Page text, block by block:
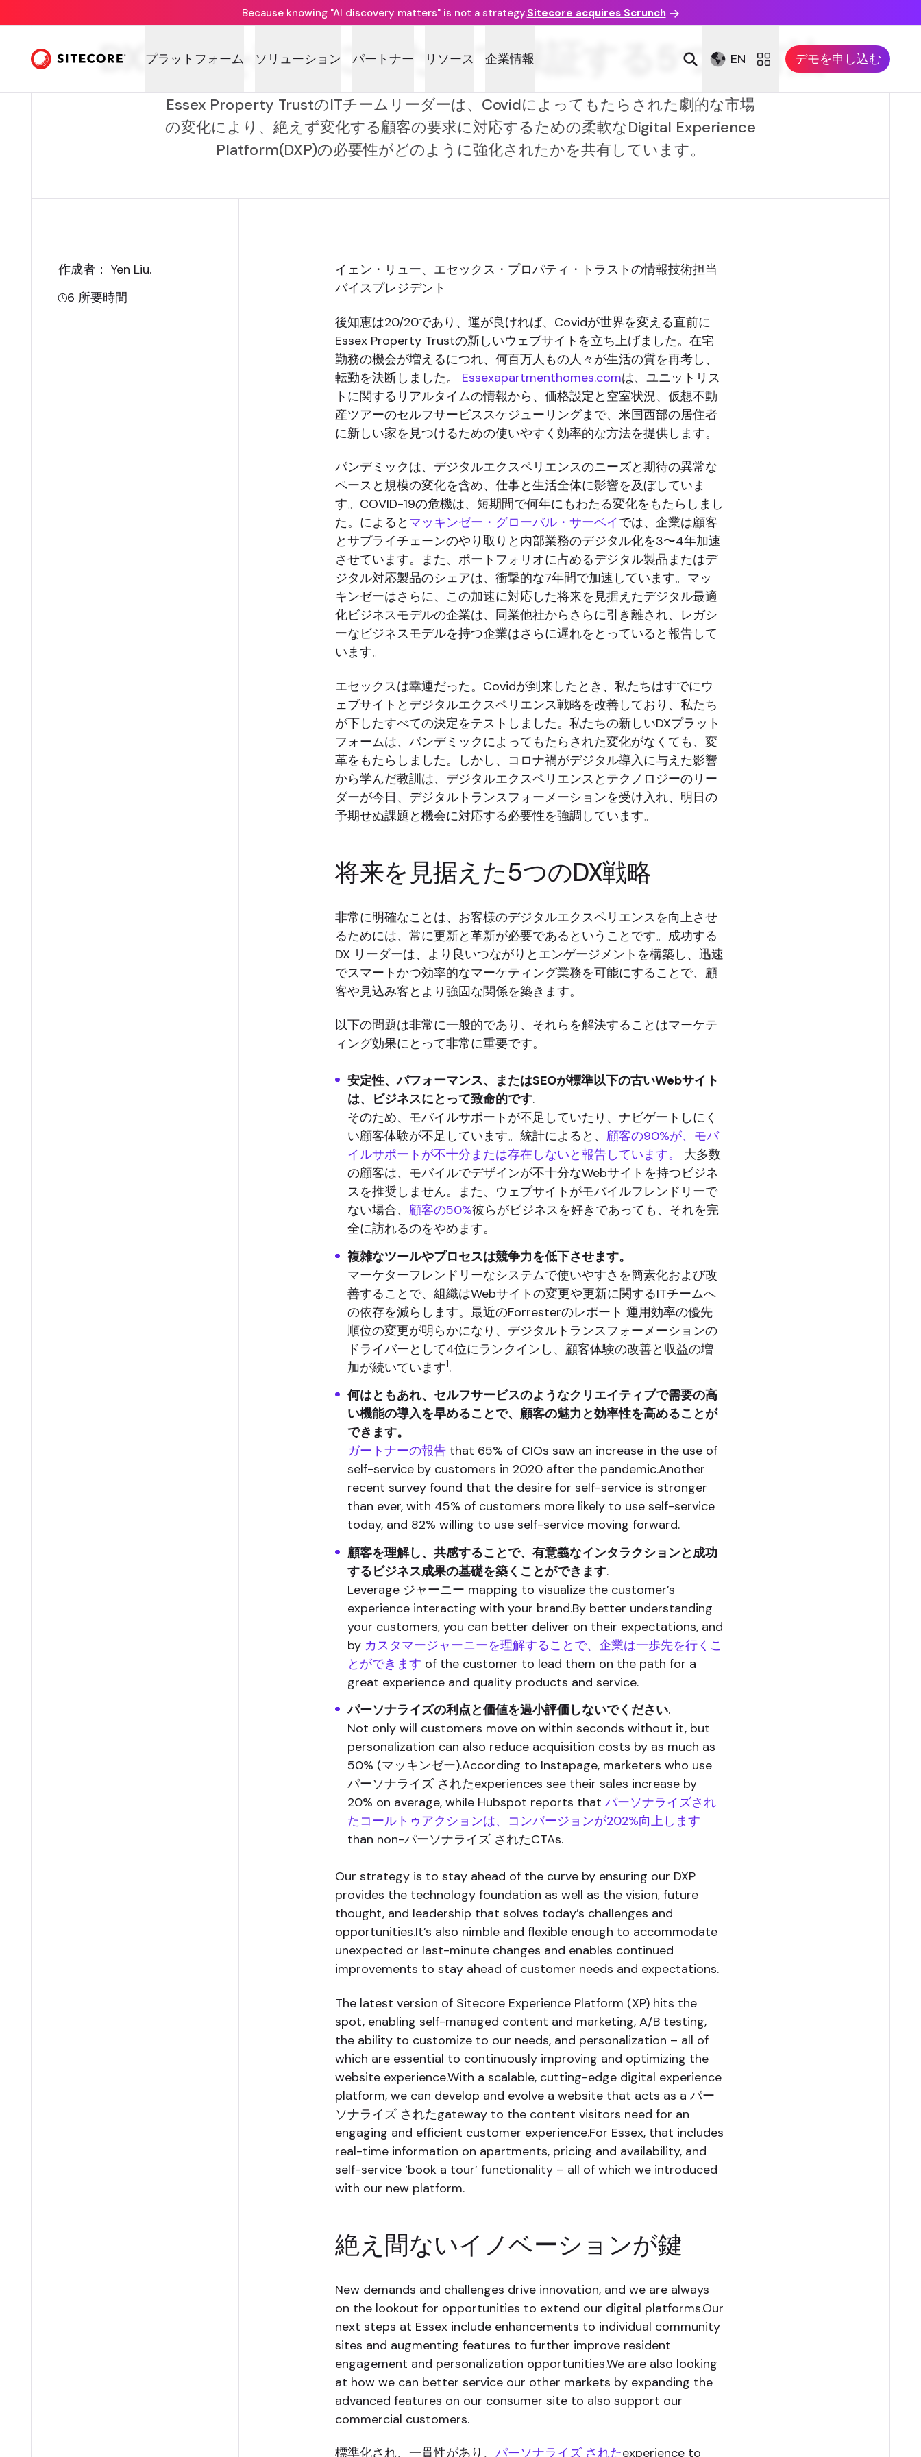
Because knowing "AI discovery matters" is not a strategy.Sitecore acquires Scrunch
プラットフォーム ソリューション パートナー リソース 企業情報 EN デモを申し込む
DX戦略を将来にわたって保証する5つの方法
Essex Property TrustのITチームリーダーは、Covidによってもたらされた劇的な市場
の変化により、絶えず変化する顧客の要求に対応するための柔軟なDigital Experience
Platform(DXP)の必要性がどのように強化されたかを共有しています。
作成者： Yen Liu.
6 所要時間
イェン・リュー、エセックス・プロパティ・トラストの情報技術担当
バイスプレジデント
後知恵は20/20であり、運が良ければ、Covidが世界を変える直前に
Essex Property Trustの新しいウェブサイトを立ち上げました。在宅
勤務の機会が増えるにつれ、何百万人もの人々が生活の質を再考し、
転勤を決断しました。 Essexapartmenthomes.comは、ユニットリス
トに関するリアルタイムの情報から、価格設定と空室状況、仮想不動
産ツアーのセルフサービススケジューリングまで、米国西部の居住者
に新しい家を見つけるための使いやすく効率的な方法を提供します。
パンデミックは、デジタルエクスペリエンスのニーズと期待の異常な
ペースと規模の変化を含め、仕事と生活全体に影響を及ぼしていま
す。COVID-19の危機は、短期間で何年にもわたる変化をもたらしまし
た。によると マッキンゼー・グローバル・サーベイでは、企業は顧客
とサプライチェーンのやり取りと内部業務のデジタル化を3〜4年加速
させています。また、ポートフォリオに占めるデジタル製品またはデ
ジタル対応製品のシェアは、衝撃的な7年間で加速しています。マッ
キンゼーはさらに、この加速に対応した将来を見据えたデジタル最適
化ビジネスモデルの企業は、同業他社からさらに引き離され、レガシ
ーなビジネスモデルを持つ企業はさらに遅れをとっていると報告して
います。
エセックスは幸運だった。Covidが到来したとき、私たちはすでにウ
ェブサイトとデジタルエクスペリエンス戦略を改善しており、私たち
が下したすべての決定をテストしました。私たちの新しいDXプラット
フォームは、パンデミックによってもたらされた変化がなくても、変
革をもたらしました。しかし、コロナ禍がデジタル導入に与えた影響
から学んだ教訓は、デジタルエクスペリエンスとテクノロジーのリー
ダーが今日、デジタルトランスフォーメーションを受け入れ、明日の
予期せぬ課題と機会に対応する必要性を強調しています。
将来を見据えた5つのDX戦略
非常に明確なことは、お客様のデジタルエクスペリエンスを向上させ
るためには、常に更新と革新が必要であるということです。成功する
DX リーダーは、より良いつながりとエンゲージメントを構築し、迅速
でスマートかつ効率的なマーケティング業務を可能にすることで、顧
客や見込み客とより強固な関係を築きます。
以下の問題は非常に一般的であり、それらを解決することはマーケテ
ィング効果にとって非常に重要です。
安定性、パフォーマンス、またはSEOが標準以下の古いWebサイト
は、ビジネスにとって致命的です.
そのため、モバイルサポートが不足していたり、ナビゲートしにく
い顧客体験が不足しています。統計によると、顧客の90%が、モバ
イルサポートが不十分または存在しないと報告しています。
大多数
の顧客は、モバイルでデザインが不十分なWebサイトを持つビジネ
スを推奨しません。また、ウェブサイトがモバイルフレンドリーで
ない場合、顧客の50%彼らがビジネスを好きであっても、それを完
全に訪れるのをやめます。
複雑なツールやプロセスは競争力を低下させます。
マーケターフレンドリーなシステムで使いやすさを簡素化および改
善することで、組織はWebサイトの変更や更新に関するITチームへ
の依存を減らします。最近のForresterのレポート 運用効率の優先
順位の変更が明らかになり、デジタルトランスフォーメーションの
ドライバーとして4位にランクインし、顧客体験の改善と収益の増
加が続いています1.
何はともあれ、セルフサービスのようなクリエイティブで需要の高
い機能の導入を早めることで、顧客の魅力と効率性を高めることが
できます。
ガートナーの報告 that 65% of CIOs saw an increase in the use of
self-service by customers in 2020 after the pandemic.Another
recent survey found that the desire for self-service is stronger
than ever, with 45% of customers more likely to use self-service
today, and 82% willing to use self-service moving forward.
顧客を理解し、共感することで、有意義なインタラクションと成功
するビジネス成果の基礎を築くことができます.
Leverage ジャーニー mapping to visualize the customer’s
experience interacting with your brand.By better understanding
your customers, you can better deliver on their expectations, and
by カスタマージャーニーを理解することで、企業は一歩先を行くこ
とができます of the customer to lead them on the path for a
great experience and quality products and service.
パーソナライズの利点と価値を過小評価しないでください.
Not only will customers move on within seconds without it, but
personalization can also reduce acquisition costs by as much as
50% (マッキンゼー).According to Instapage, marketers who use
パーソナライズ されたexperiences see their sales increase by
20% on average, while Hubspot reports thatパーソナライズされ
たコールトゥアクションは、コンバージョンが202%向上します
than non-パーソナライズ されたCTAs.
Our strategy is to stay ahead of the curve by ensuring our DXP
provides the technology foundation as well as the vision, future
thought, and leadership that solves today’s challenges and
opportunities.It’s also nimble and flexible enough to accommodate
unexpected or last-minute changes and enables continued
improvements to stay ahead of customer needs and expectations.
The latest version of Sitecore Experience Platform (XP) hits the
spot, enabling self-managed content and marketing, A/B testing,
the ability to customize to our needs, and personalization – all of
which are essential to continuously improving and optimizing the
website experience.With a scalable, cutting-edge digital experience
platform, we can develop and evolve a website that acts as a パー
ソナライズ されたgateway to the content visitors need for an
engaging and efficient customer experience.For Essex, that includes
real-time information on apartments, pricing and availability, and
self-service ‘book a tour’ functionality – all of which we introduced
with our new platform.
絶え間ないイノベーションが鍵
New demands and challenges drive innovation, and we are always
on the lookout for opportunities to extend our digital platforms.Our
next steps at Essex include enhancements to individual community
sites and augmenting features to further improve resident
engagement and personalization opportunities.We are also looking
at how we can better service our other markets by expanding the
advanced features on our consumer site to also support our
commercial customers.
標準化され、一貫性があり、パーソナライズ されたexperience to